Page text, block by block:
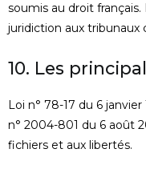
soumis au droit
juridiction aux tribunaux
10. Les
Loi n° 78-17 du 6
n° 2004-801 du 6 août
fichiers et aux libertés.